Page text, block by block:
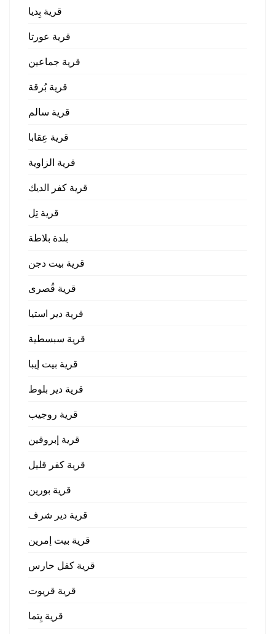
قرية بِديا
قرية عورتا
قرية جماعين
قرية بُرقة
قرية سالم
قرية عِقابا
قرية الزاوية
قرية كفر الديك
قرية تِل
بلدة بلاطة
قرية بيت دجن
قرية قُصرى
قرية دير استيا
قرية سبسطية
قرية بيت إيبا
قرية دير بلوط
قرية روجيب
قرية إبروقين
قرية كفر قليل
قرية بورين
قرية دير شرف
قرية بيت إمرين
قرية كفل حارس
قرية قريوت
قرية يِتما